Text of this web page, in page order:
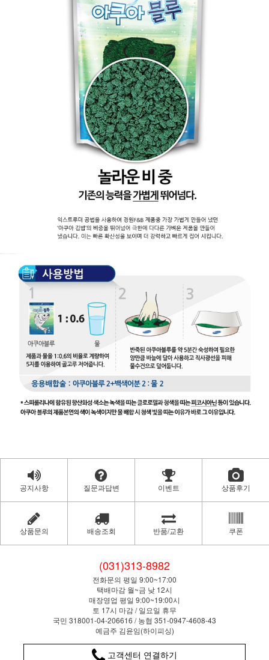
공지사항 질문과답변 이벤트 상품후기
상품문의 배송조회 반품/교환 쿠폰
(031)313-8982
전화문의 평일 9:00~17:00
택배마감 월~금 낮 12시
매장영업 평일 9:00~19:00시
토 17시 마감 / 일요일 휴무
국민 318001-04-206616 / 농협 351-0947-4608-43
예금주 김윤임(하이피싱)
고객센터 연결하기